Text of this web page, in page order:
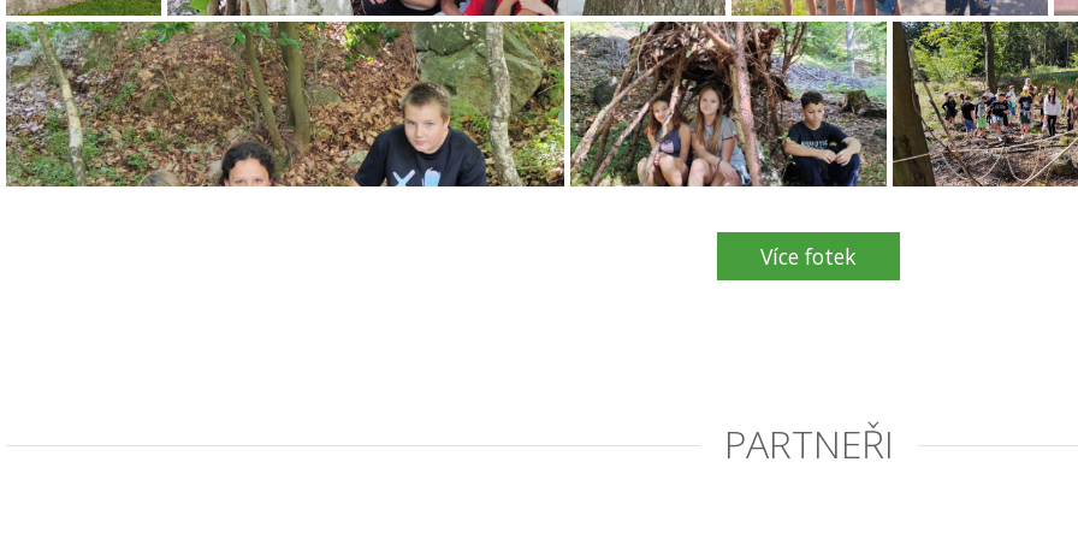
Více fotek
PARTNEŘI